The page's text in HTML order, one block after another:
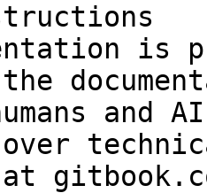
is
and
over
at